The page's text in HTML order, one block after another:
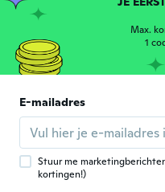
T
Love the
the pendant.
expected
Max.
1
E-mailadres
Stuur me
kortingen!)